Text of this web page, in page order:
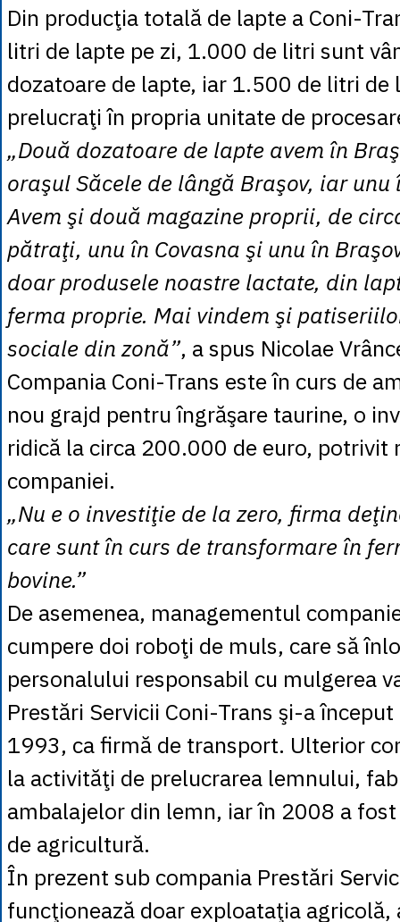
Din producţia totală de lapte a Coni-
litri de lapte pe zi, 1.000 de litri sunt
dozatoare de lapte, iar 1.500 de litri de
prelucraţi în propria unitate de
„Două dozatoare de lapte avem în
oraşul Săcele de lângă Braşov, iar unu
Avem şi două magazine proprii, de
pătraţi, unu în Covasna şi unu în
doar produsele noastre lactate, din
ferma proprie. Mai vindem şi
sociale din zonă”, a spus Nicolae
Compania Coni-Trans este în curs de
nou grajd pentru îngrăşare taurine, o
ridică la circa 200.000 de euro, potrivit
companiei.
„Nu e o investiţie de la zero, firma
care sunt în curs de transformare în
bovine.”
De asemenea, managementul
cumpere doi roboţi de muls, care să
personalului responsabil cu mulgerea
Prestări Servicii Coni-Trans şi-a
1993, ca firmă de transport. Ulterior
la activităţi de prelucrarea lemnului,
ambalajelor din lemn, iar în 2008 a
de agricultură.
În prezent sub compania Prestări
funcţionează doar exploataţia agricolă,